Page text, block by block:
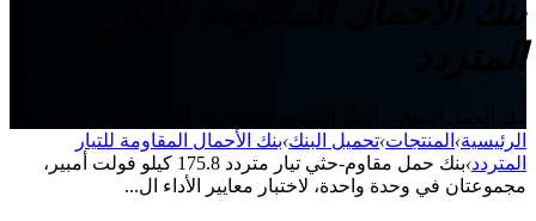
الرئيسية› المنتجات›تحميل البنك›بنك الأحمال المقاومة للتيار
المتردد›
بنك حمل مقاوم-حثي تيار متردد 175.8 كيلو فولت أمبير،
مجموعتان في وحدة واحدة، لاختبار معايير الأداء ال...